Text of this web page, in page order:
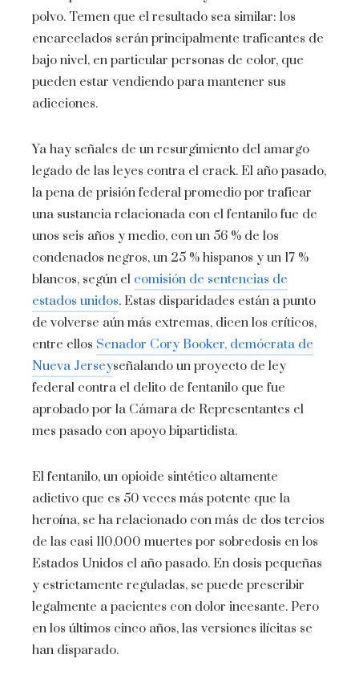
polvo. Temen que el resultado sea similar: los
encarcelados serán principalmente traficantes de
bajo nivel, en particular personas de color, que
pueden estar vendiendo para mantener sus
adicciones.
Ya hay señales de un resurgimiento del amargo
legado de las leyes contra el crack. El año pasado,
la pena de prisión federal promedio por traficar
una sustancia relacionada con el fentanilo fue de
unos seis años y medio, con un 56 % de los
condenados negros, un 25 % hispanos y un 17 %
blancos, según el comisión de sentencias de
estados unidos. Estas disparidades están a punto
de volverse aún más extremas, dicen los críticos,
entre ellos Senador Cory Booker, demócrata de
Nueva Jerseyseñalando un proyecto de ley
federal contra el delito de fentanilo que fue
aprobado por la Cámara de Representantes el
mes pasado con apoyo bipartidista.
El fentanilo, un opioide sintético altamente
adictivo que es 50 veces más potente que la
heroína, se ha relacionado con más de dos tercios
de las casi 110,000 muertes por sobredosis en los
Estados Unidos el año pasado. En dosis pequeñas
y estrictamente reguladas, se puede prescribir
legalmente a pacientes con dolor incesante. Pero
en los últimos cinco años, las versiones ilícitas se
han disparado.